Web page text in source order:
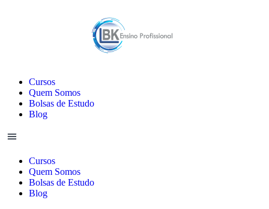
Cursos
Quem Somos
Bolsas de Estudo
Blog
Cursos
Quem Somos
Bolsas de Estudo
Blog